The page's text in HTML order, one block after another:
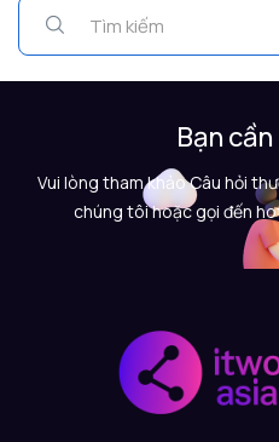
Bạn
Vui lòng tham khảo Câu hỏi
chúng tôi hoặc gọi đến